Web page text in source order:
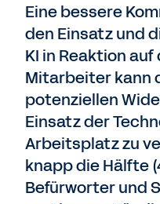
Eine bessere
den Einsatz und
KI in Reaktion
Mitarbeiter kann
potenziellen
Einsatz der
Arbeitsplatz zu
knapp die Hälfte
Befürworter und